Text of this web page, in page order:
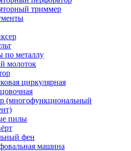
триммер
металлу
молоток
циркулярная
(многофункциональный
пилы
фен
машина